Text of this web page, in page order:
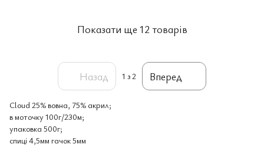
Показати ще 12 товарів
Назад 1 з 2 Вперед
Cloud 25% вовна, 75% акрил;
в моточку 100г/230м;
упаковка 500г;
спиці 4,5мм гачок 5мм